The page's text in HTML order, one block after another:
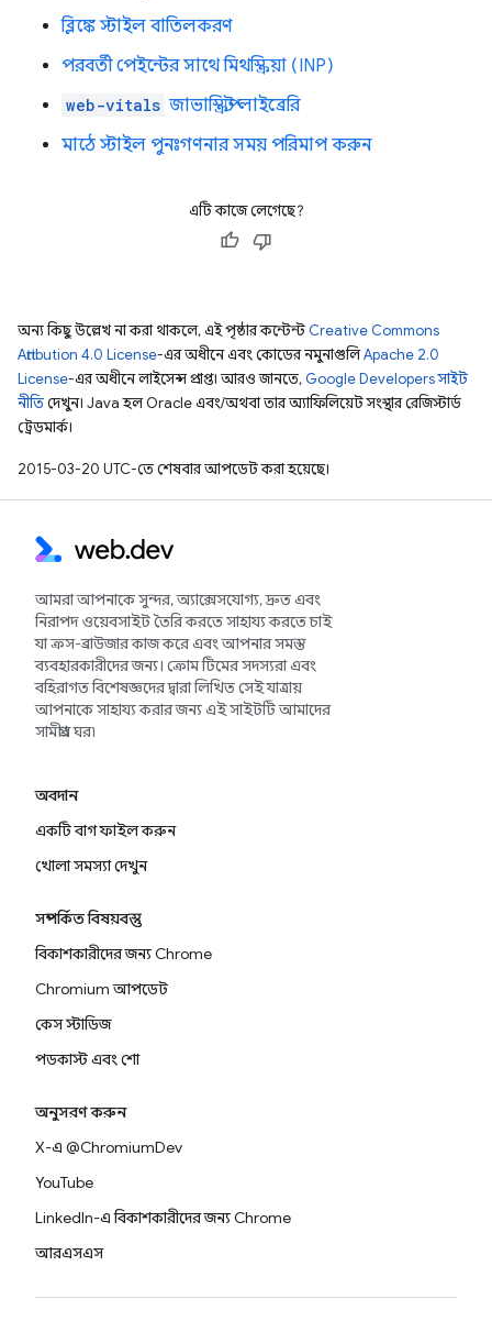
ব্লিঙ্কে স্টাইল বাতিলকরণ
পরবর্তী পেইন্টের সাথে মিথস্ক্রিয়া (INP)
web-vitals জাভাস্ক্রিপ্ট লাইব্রেরি
মাঠে স্টাইল পুনঃগণনার সময় পরিমাপ করুন
এটি কাজে লেগেছে?
অন্য কিছু উল্লেখ না করা থাকলে, এই পৃষ্ঠার কন্টেন্ট Creative Commons
Attribution 4.0 License-এর অধীনে এবং কোডের নমুনাগুলিApache 2.0
License-এর অধীনে লাইসেন্স প্রাপ্ত। আরও জানতে, Google Developers সাইট
নীতিদেখুন। Java হল Oracle এবং/অথবা তার অ্যাফিলিয়েট সংস্থার রেজিস্টার্ড
ট্রেডমার্ক।
2015-03-20 UTC-তে শেষবার আপডেট করা হয়েছে।
আমরা আপনাকে সুন্দর, অ্যাক্সেসযোগ্য, দ্রুত এবং
নিরাপদ ওয়েবসাইট তৈরি করতে সাহায্য করতে চাই
যা ক্রস-ব্রাউজার কাজ করে এবং আপনার সমস্ত
ব্যবহারকারীদের জন্য। ক্রোম টিমের সদস্যরা এবং
বহিরাগত বিশেষজ্ঞদের দ্বারা লিখিত সেই যাত্রায়
আপনাকে সাহায্য করার জন্য এই সাইটটি আমাদের
সামগ্রীর ঘর৷
অবদান
একটি বাগ ফাইল করুন
খোলা সমস্যা দেখুন
সম্পর্কিত বিষয়বস্তু
বিকাশকারীদের জন্য Chrome
Chromium আপডেট
কেস স্টাডিজ
পডকাস্ট এবং শো
অনুসরণ করুন
X-এ @ChromiumDev
YouTube
LinkedIn-এ বিকাশকারীদের জন্য Chrome
আরএসএস